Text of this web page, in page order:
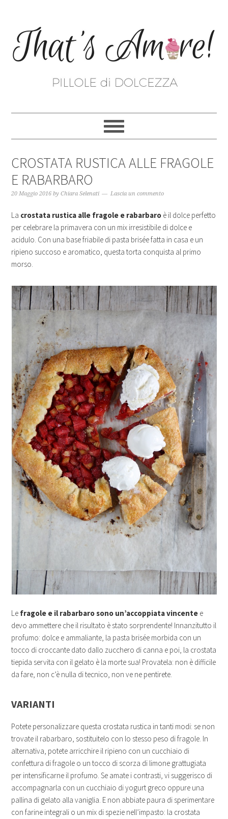
CROSTATA RUSTICA ALLE FRAGOLE
E RABARBARO
20 Maggio 2016 byChiara Selenati Lascia un commento
La crostata rustica alle fragole e rabarbaro è il dolce perfetto
per celebrare la primavera con un mix irresistibile di dolce e
acidulo. Con una base friabile di pasta brisée fatta in casa e un
ripieno succoso e aromatico, questa torta conquista al primo
morso.
Le fragole e il rabarbaro sono un’accoppiata vincente e
devo ammettere che il risultato è stato sorprendente! Innanzitutto il
profumo: dolce e ammaliante, la pasta brisée morbida con un
tocco di croccante dato dallo zucchero di canna e poi, la crostata
tiepida servita con il gelato è la morte sua! Provatela: non è difficile
da fare, non c’è nulla di tecnico, non ve ne pentirete.
VARIANTI
Potete personalizzare questa crostata rustica in tanti modi: se non
trovate il rabarbaro, sostituitelo con lo stesso peso di fragole. In
alternativa, potete arricchire il ripieno con un cucchiaio di
confettura di fragole o un tocco di scorza di limone grattugiata
per intensificarne il profumo. Se amate i contrasti, vi suggerisco di
accompagnarla con un cucchiaio di yogurt greco oppure una
pallina di gelato alla vaniglia. E non abbiate paura di sperimentare
con farine integrali o un mix di spezie nell’impasto: la crostata